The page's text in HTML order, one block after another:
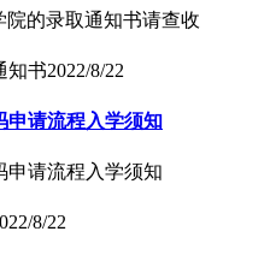
院的录取通知书请查收
知书2022/8/22
申请流程入学须知
申请流程入学须知
8/22